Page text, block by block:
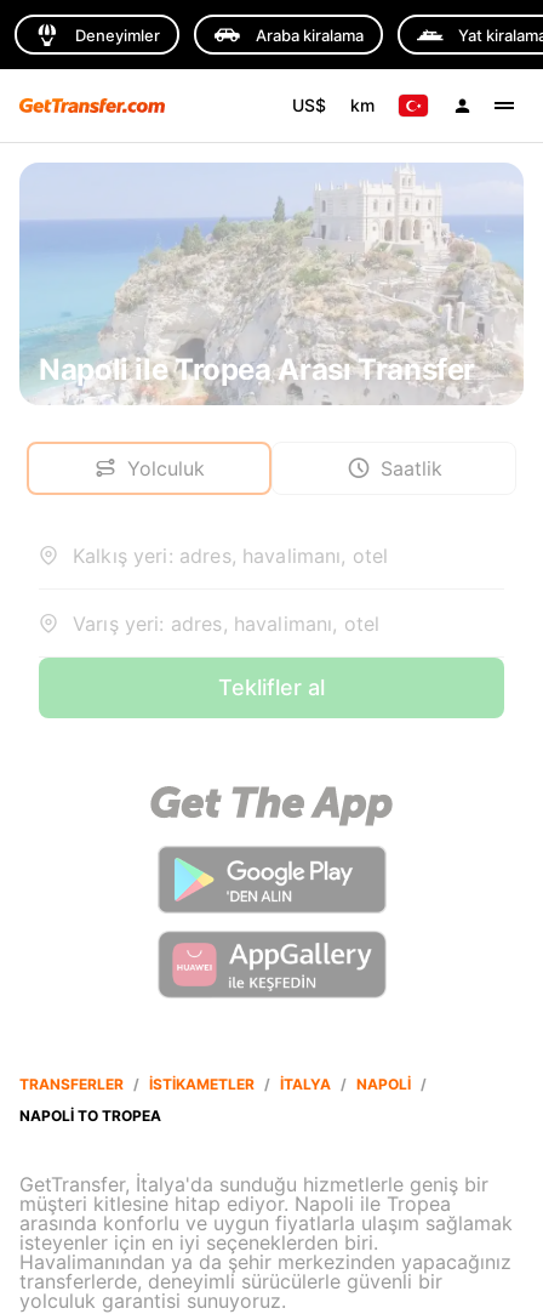
Deneyimler Araba kiralama Yat
US$ km
Napoli ile Tropea Arası Transfer
Yolculuk Saatlik
Kalkış yeri: adres, havalimanı, otel
Varış yeri: adres, havalimanı, otel
Teklifler al
TRANSFERLER / İSTIKAMETLER / İTALYA / NAPOLI /
NAPOLI TO TROPEA
GetTransfer, İtalya'da sunduğu hizmetlerle geniş bir
müşteri kitlesine hitap ediyor. Napoli ile Tropea
arasında konforlu ve uygun fiyatlarla ulaşım sağlamak
isteyenler için en iyi seçeneklerden biri.
Havalimanından ya da şehir merkezinden yapacağınız
transferlerde, deneyimli sürücülerle güvenli bir
yolculuk garantisi sunuyoruz.